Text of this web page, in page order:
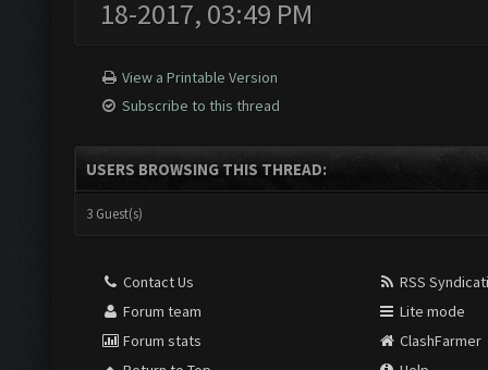
18-2017, 03:49 PM
View a Printable Version
Subscribe to this thread
USERS BROWSING THIS THREAD:
3 Guest(s)
Contact Us
Forum team
Forum stats
RSS
Lite mode
ClashFarmer